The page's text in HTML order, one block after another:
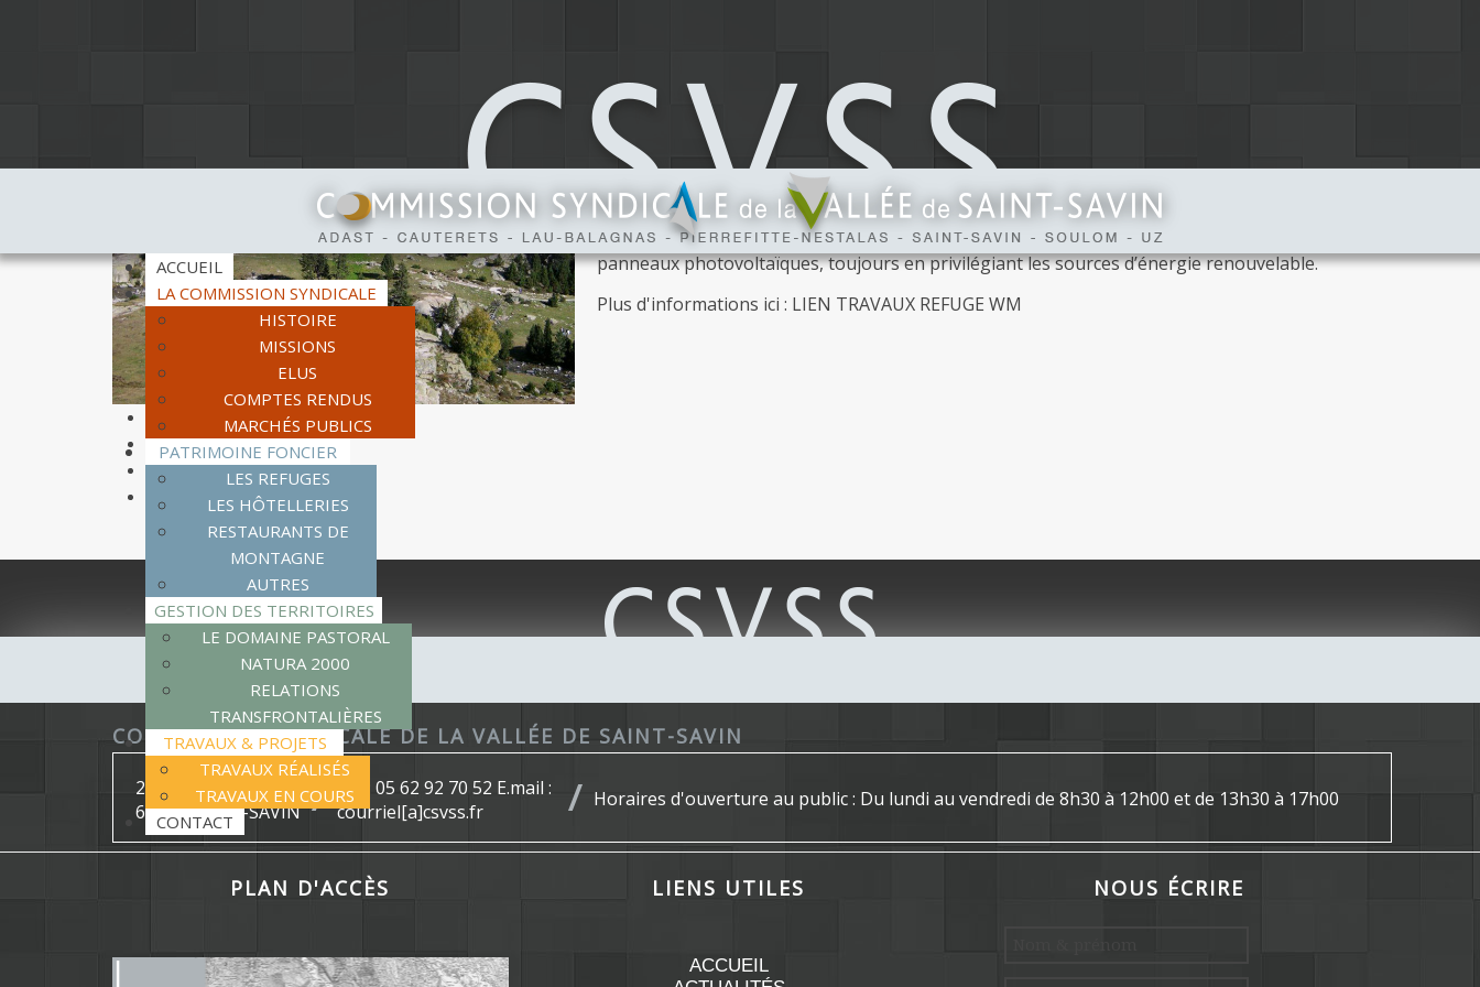
ACCUEIL
LA COMMISSION SYNDICALE
HISTOIRE
MISSIONS
ELUS
COMPTES RENDUS
MARCHÉS PUBLICS
PATRIMOINE FONCIER
LES REFUGES
LES HÔTELLERIES
RESTAURANTS DE
MONTAGNE
AUTRES
GESTION DES TERRITOIRES
LE DOMAINE PASTORAL
NATURA 2000
RELATIONS
TRANSFRONTALIÈRES
TRAVAUX & PROJETS
TRAVAUX RÉALISÉS
TRAVAUX EN COURS
CONTACT
refuge sur un petit torrent. Il s’agit d’une prise d’eau de surface quasiment impossible à
protéger. Or, conformément à la loi sur l’eau du 3 janvier 1992, il est déterminant pour
pérenniser l’exploitation du refuge de mettre en conformité son alimentation en eau potable.
Un projet est donc actuellement à l’étude. La Commission Syndicale de la Vallée de Saint-Savin
souhaite néanmoins étudier en parallèle la possibilité de produire de l’électricité par
l’installation d’une pico centrale (très petite installation hydroélectrique). Cet équipement
permettrait de compléter l’alimentation en électricité déjà présente sur le refuge par les
panneaux photovoltaïques, toujours en privilégiant les sources d’énergie renouvelable.
Plus d'informations ici : LIEN TRAVAUX REFUGE WM
COMMISSION SYNDICALE DE LA VALLÉE DE SAINT-SAVIN
2, place Duhourcau
65400 SAINT-SAVIN
Tél : 05 62 92 70 52 E.mail :
courriel[a]csvss.fr
Horaires d'ouverture au public : Du lundi au vendredi de 8h30 à 12h00 et de 13h30 à 17h00
PLAN D'ACCÈS LIENS UTILES
ACCUEIL
NOUS ÉCRIRE